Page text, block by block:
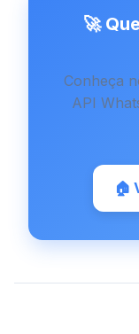
🚀
Conheça
API
🏠